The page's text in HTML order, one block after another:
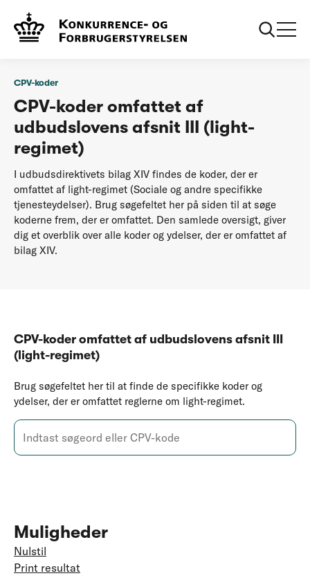
CPV-koder
CPV-koder
CPV-koder omfattet af
udbudslovens afsnit III (light-
regimet)
I udbudsdirektivets bilag XIV findes de koder, der er
omfattet af light-regimet (Sociale og andre specifikke
tjenesteydelser). Brug søgefeltet her på siden til at søge
koderne frem, der er omfattet. Den samlede oversigt, giver
dig et overblik over alle koder og ydelser, der er omfattet af
bilag XIV.
CPV-koder omfattet af udbudslovens afsnit III
(light-regimet)
Brug søgefeltet her til at finde de specifikke koder og
ydelser, der er omfattet reglerne om light-regimet.
SØG
Muligheder
Nulstil
Print resultat